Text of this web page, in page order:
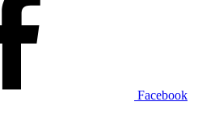
Facebook